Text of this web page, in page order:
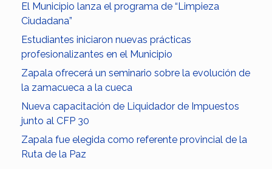
El Municipio lanza el programa de “Limpieza
Ciudadana”
Estudiantes iniciaron nuevas prácticas
profesionalizantes en el Municipio
Zapala ofrecerá un seminario sobre la evolución de
la zamacueca a la cueca
Nueva capacitación de Liquidador de Impuestos
junto al CFP 30
Zapala fue elegida como referente provincial de la
Ruta de la Paz